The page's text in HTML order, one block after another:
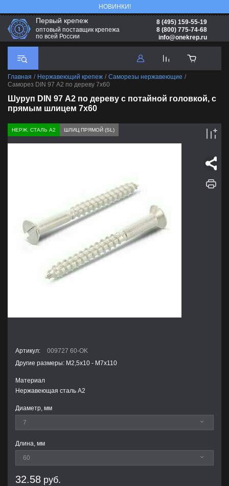
НОВИНКИ!
Первый крепеж
оптовый поставщик крепежа
по всей России
8 (495) 159-55-19
8 (800) 775-74-68
info@onekrep.ru
Главная / Нержавеющий крепеж / Саморезы нержавеющие /
Саморез DIN 97 А2 по дереву 7х60
Шуруп DIN 97 А2 по дереву с потайной головкой, с
прямым шлицем 7х60
НЕРЖ. СТАЛЬ А2 ШЛИЦ ПРЯМОЙ (SL)
Артикул:
009727 60-OK
Другие размеры: М2,5х10 - М7х110
Материал
Нержавеющая сталь А2
Диаметр, мм
Длина, мм
32.58 руб.